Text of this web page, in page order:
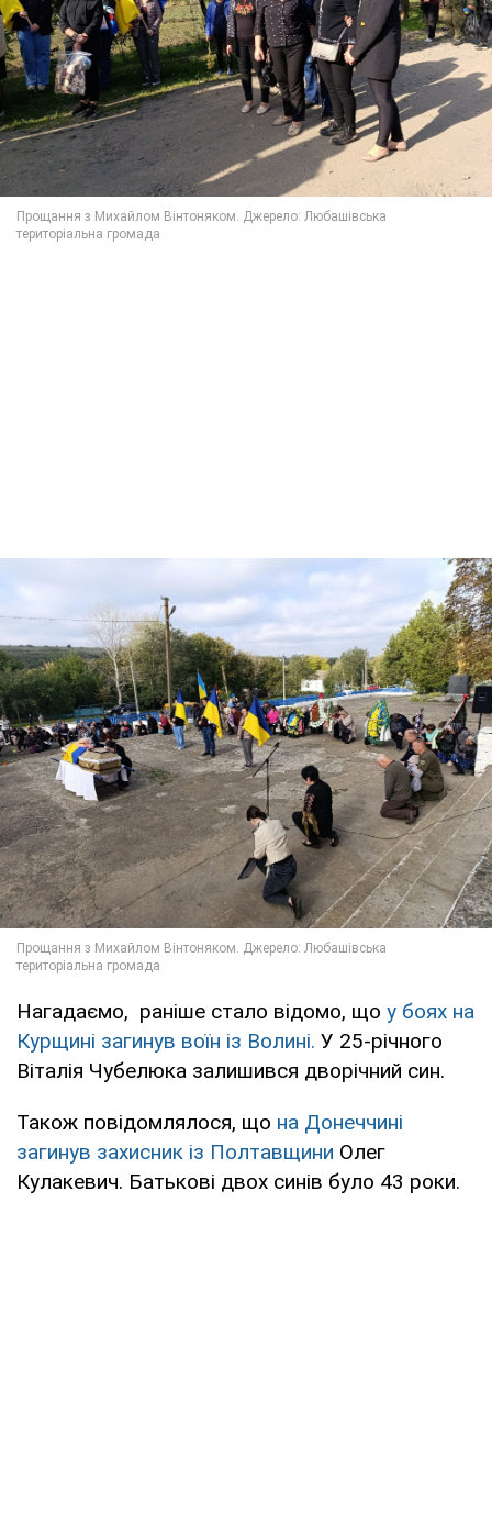
Нагадаємо, раніше стало відомо, що у боях на
Курщині загинув воїн із Волині. У 25-річного
Віталія Чубелюка залишився дворічний син.
Також повідомлялося, що на Донеччині
загинув захисник із Полтавщини Олег
Кулакевич. Батькові двох синів було 43 роки.